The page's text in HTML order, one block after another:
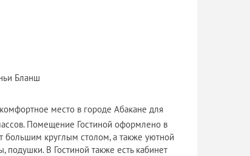
Бланш
место в городе Абакане для
Помещение Гостиной оформлено в
большим круглым столом, а также уютной
В Гостиной также есть кабинет